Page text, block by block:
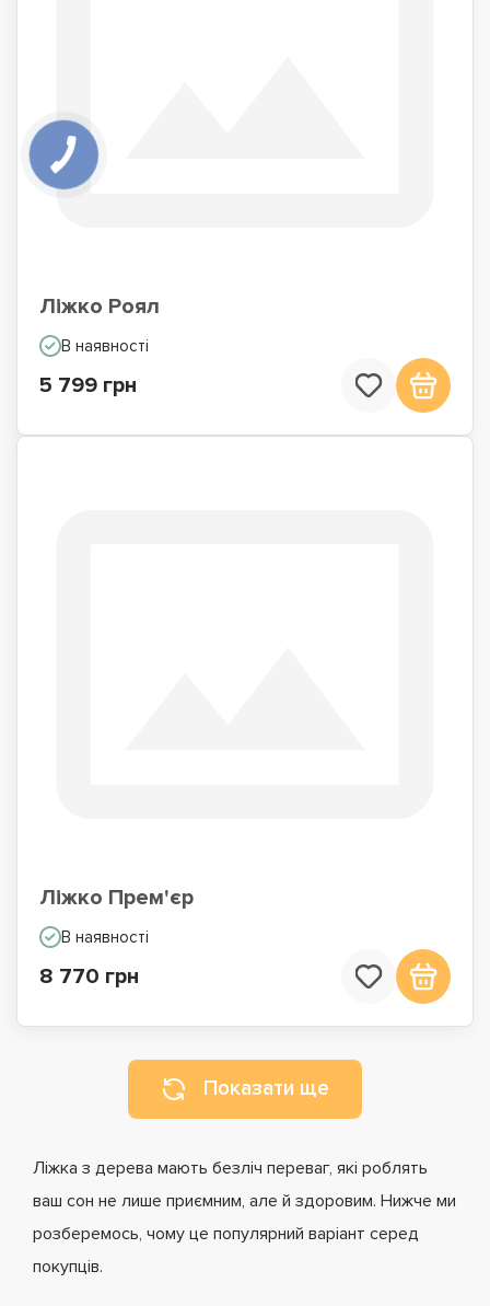
Ліжко Роял
В наявності
5 799 грн
Ліжко Прем'єр
В наявності
8 770 грн
Показати ще
Ліжка з дерева мають безліч переваг, які роблять
ваш сон не лише приємним, але й здоровим. Нижче ми
розберемось, чому це популярний варіант серед
покупців.